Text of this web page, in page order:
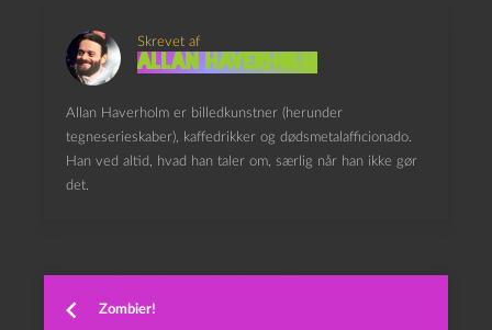
Skrevet af
Allan Haverholm
Allan Haverholm er billedkunstner (herunder
tegneserieskaber), kaffedrikker og dødsmetalafficionado.
Han ved altid, hvad han taler om, særlig når han ikke gør
det.
Zombier!